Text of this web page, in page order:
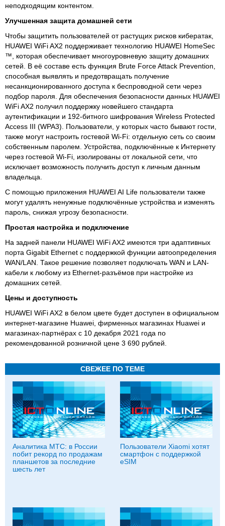
неподходящим контентом.
Улучшенная защита домашней сети
Чтобы защитить пользователей от растущих рисков кибератак,
HUAWEI WiFi AX2 поддерживает технологию HUAWEI HomeSec
™, которая обеспечивает многоуровневую защиту домашних
сетей. В её составе есть функция Brute Force Attack Prevention,
способная выявлять и предотвращать получение
несанкционированного доступа к беспроводной сети через
подбор пароля. Для обеспечения безопасности данных HUAWEI
WiFi AX2 получил поддержку новейшего стандарта
аутентификации и 192-битного шифрования Wireless Protected
Access III (WPA3). Пользователи, у которых часто бывают гости,
также могут настроить гостевой Wi-Fi: отдельную сеть со своим
собственным паролем. Устройства, подключённые к Интернету
через гостевой Wi-Fi, изолированы от локальной сети, что
исключает возможность получить доступ к личным данным
владельца.
С помощью приложения HUAWEI AI Life пользователи также
могут удалять ненужные подключённые устройства и изменять
пароль, снижая угрозу безопасности.
Простая настройка и подключение
На задней панели HUAWEI WiFi AX2 имеются три адаптивных
порта Gigabit Ethernet с поддержкой функции автоопределения
WAN/LAN. Такое решение позволяет подключать WAN и LAN-
кабели к любому из Ethernet-разъёмов при настройке из
домашних сетей.
Цены и доступность
HUAWEI WiFi AX2 в белом цвете будет доступен в официальном
интернет-магазине Huawei, фирменных магазинах Huawei и
магазинах-партнёрах с 10 декабря 2021 года по
рекомендованной розничной цене 3 690 рублей.
СВЕЖЕЕ ПО ТЕМЕ
Аналитика МТС: в России
побит рекорд по продажам
планшетов за последние
шесть лет
Пользователи Xiaomi хотят
смартфон с поддержкой
eSIM